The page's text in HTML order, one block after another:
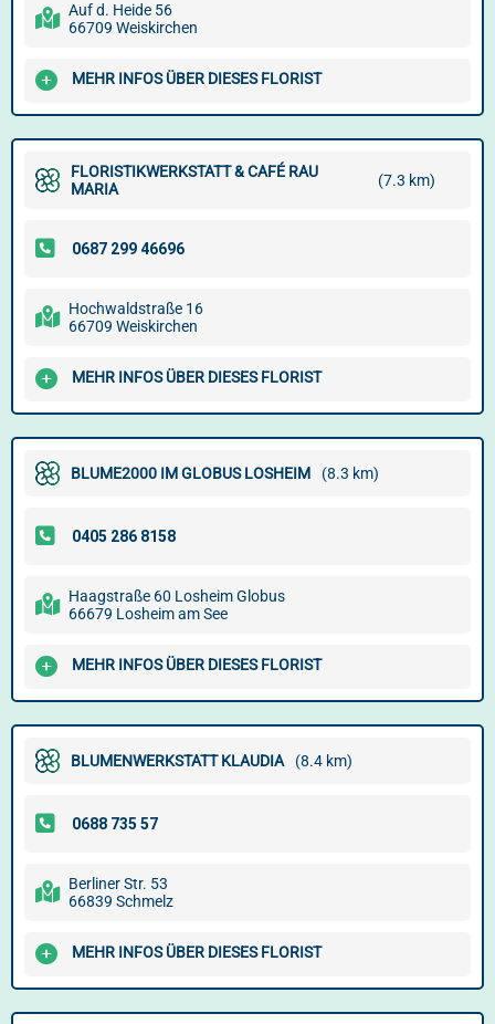
Auf d. Heide 56
66709 Weiskirchen
MEHR INFOS ÜBER DIESES FLORIST
FLORISTIKWERKSTATT & CAFÉ RAU
MARIA
(7.3 km)
Hochwaldstraße 16
66709 Weiskirchen
MEHR INFOS ÜBER DIESES FLORIST
BLUME2000 IM GLOBUS LOSHEIM (8.3 km)
Haagstraße 60 Losheim Globus
66679 Losheim am See
MEHR INFOS ÜBER DIESES FLORIST
BLUMENWERKSTATT KLAUDIA (8.4 km)
Berliner Str. 53
66839 Schmelz
MEHR INFOS ÜBER DIESES FLORIST